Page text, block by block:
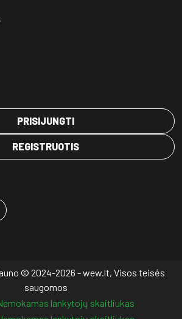
PRISIJUNGTI
REGISTRUOTIS
© 2024-2026 - wew.lt, Visos teisės
saugomos